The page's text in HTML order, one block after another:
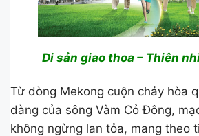
Di sản giao thoa – Thiên
Từ dòng Mekong cuộn chảy hòa
dàng của sông Vàm Cỏ Đông,
không ngừng lan tỏa, mang theo